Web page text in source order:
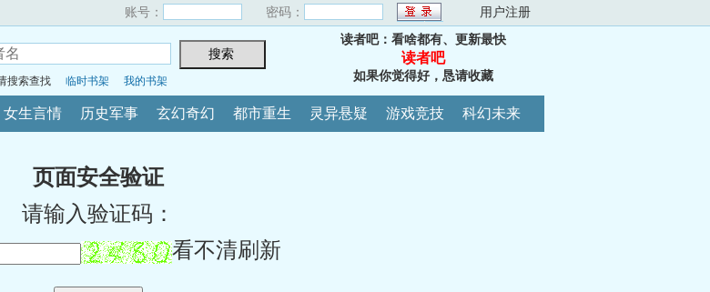
账号： 密码： 用户注册
搜索查找 临时书架 我的书架
读者吧：看啥都有、更新最快
读者吧
如果你觉得好，恳请收藏
女生言情 历史军事 玄幻奇幻 都市重生 灵异悬疑 游戏竞技 科幻未来
页面安全验证
请输入验证码：
看不清刷新